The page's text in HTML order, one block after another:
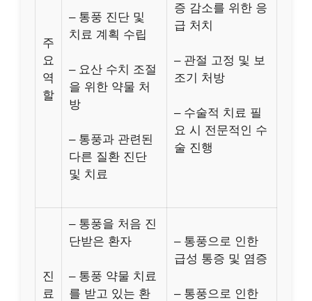
주
요
역
할
– 통풍 진단 및
치료 계획 수립
– 요산 수치 조절
을 위한 약물 처
방
– 통풍과 관련된
다른 질환 진단
및 치료
증 감소를 위한 응
급 처치
– 관절 고정 및 보
조기 처방
– 수술적 치료 필
요 시 전문적인 수
술 진행
진
료
– 통풍을 처음 진
단받은 환자
– 통풍 약물 치료
를 받고 있는 환
– 통풍으로 인한
급성 통증 및 염증
– 통풍으로 인한